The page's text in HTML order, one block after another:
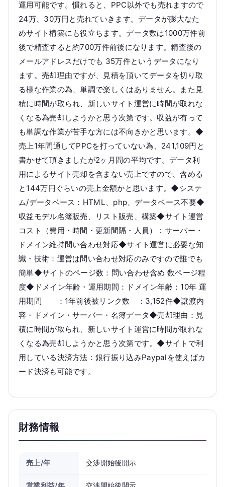
運用可能です。慣れると、PPC以外でも売れますので
24万、30万円と売れていきます。データが膨大なた
めサイト構築にも役立ちます。データ数は1000万件前
後で精査すると約700万件前後になります。精査後の
メールアドレスだけでも 35万件というデータになり
ます。売却理由ですが、見積を頂いてデータを切り取
る様な作業の為、単調で楽しくはありません。また見
積に時間が取られ、新しいサイト運営に時間が取れな
くなる為売却しようかと思う次第です。収益が有って
も単調な作業が苦手な方には不向きかと思います。◆
売上1年間通してPPCを打っていない為、241,109円と
書かせて頂きましたが2ヶ月間の平均です。データ利
用によるサイト売却を含まない売上ですので、含める
と144万円ぐらいの売上金額かと思います。◆システ
ム/データベース：HTML、php、データベース不要◆
収益モデル名簿販売、リスト販売、構築◆サイト運営
コスト（費用・時間・更新間隔・人員）：サーバー・
ドメイン維持問い合わせ対応◆サイト運営に必要な知
識・技術：運営は問い合わせ対応のみですので誰でも
簡単◆サイトのページ数：問い合わせ含め 数ページ程
度◆ドメイン年齢・運用期間：ドメイン年齢：10年 運
用期間 ：1年前後被リンク数 ：3,152件◆譲渡内
容・ドメイン・サーバー・名簿データ◆売却理由：見
積に時間が取られ、新しいサイト運営に時間が取れな
くなる為売却しようかと思う次第です。◆サイトで利
用している決済方法：銀行振り込みPaypalを使えばカ
ード決済も可能です。
財務情報
売上/年 交渉開始後開示